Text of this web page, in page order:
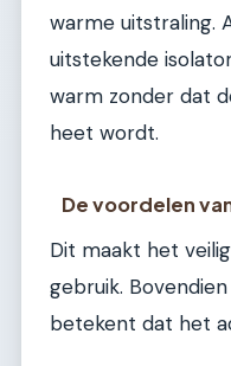
warme uitstraling.
uitstekende
warm zonder dat
heet wordt.
De voordelen
Dit maakt het
gebruik.
betekent dat het